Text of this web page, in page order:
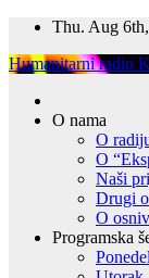
Skip
content
Thu. Aug
Humanitarni radio
O nama
O
O
Naši
Drugi
O
Programska